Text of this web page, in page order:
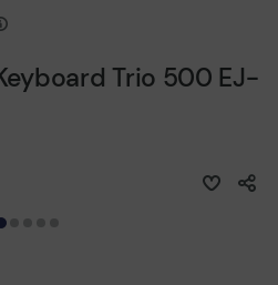
Trio 500 EJ-